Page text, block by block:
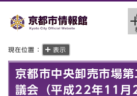
現在位置： 表示
京都市中央卸売市場
議会（平成22年11月